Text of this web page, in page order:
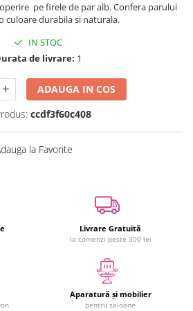
pe firele de par alb. Confera parului
culoare durabila si naturala.
IN STOC
de livrare: 1
ADAUGA IN COS
ccdf3f60c408
la Favorite
Livrare Gratuită
la comenzi peste 300 lei
Aparatură și mobilier
pentru saloane